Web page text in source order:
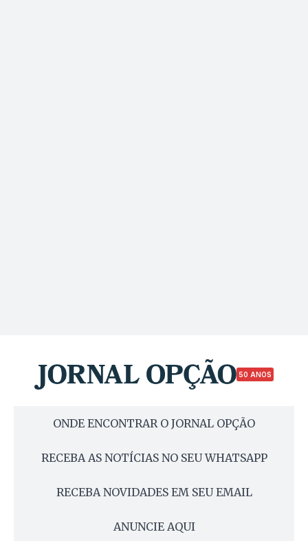
50 ANOS
ONDE ENCONTRAR O JORNAL OPÇÃO
RECEBA AS NOTÍCIAS NO SEU WHATSAPP
RECEBA NOVIDADES EM SEU EMAIL
ANUNCIE AQUI